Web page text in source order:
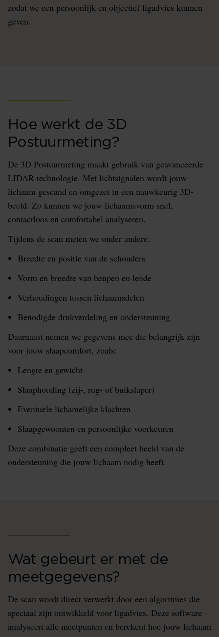
zodat we een persoonlijk en objectief ligadvies kunnen
geven.
Hoe werkt de 3D
Postuurmeting?
De 3D Postuurmeting maakt gebruik van geavanceerde
LIDAR-technologie. Met lichtsignalen wordt jouw
lichaam gescand en omgezet in een nauwkeurig 3D-
beeld. Zo kunnen we jouw lichaamsvorm snel,
contactloos en comfortabel analyseren.
Tijdens de scan meten we onder andere:
Breedte en positie van de schouders
Vorm en breedte van heupen en lende
Verhoudingen tussen lichaamsdelen
Benodigde drukverdeling en ondersteuning
Daarnaast nemen we gegevens mee die belangrijk zijn
voor jouw slaapcomfort, zoals:
Lengte en gewicht
Slaaphouding (zij-, rug- of buikslaper)
Eventuele lichamelijke klachten
Slaapgewoonten en persoonlijke voorkeuren
Deze combinatie geeft een compleet beeld van de
ondersteuning die jouw lichaam nodig heeft.
Wat gebeurt er met de
meetgegevens?
De scan wordt direct verwerkt door een algoritmes die
speciaal zijn ontwikkeld voor ligadvies. Deze software
analyseert alle meetpunten en berekent hoe jouw lichaam